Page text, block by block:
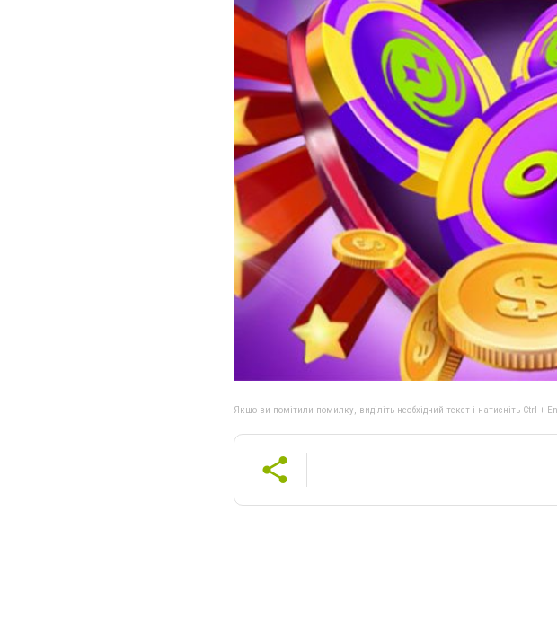
Якщо ви помітили помилку, виділіть необхідний текст і натисніть Ctrl +